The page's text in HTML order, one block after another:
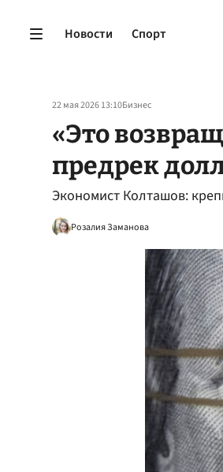
Новости Спорт
22 мая 2026 13:10Бизнес
«Это
предрек
Экономист Колташов:
Розалия Заманова